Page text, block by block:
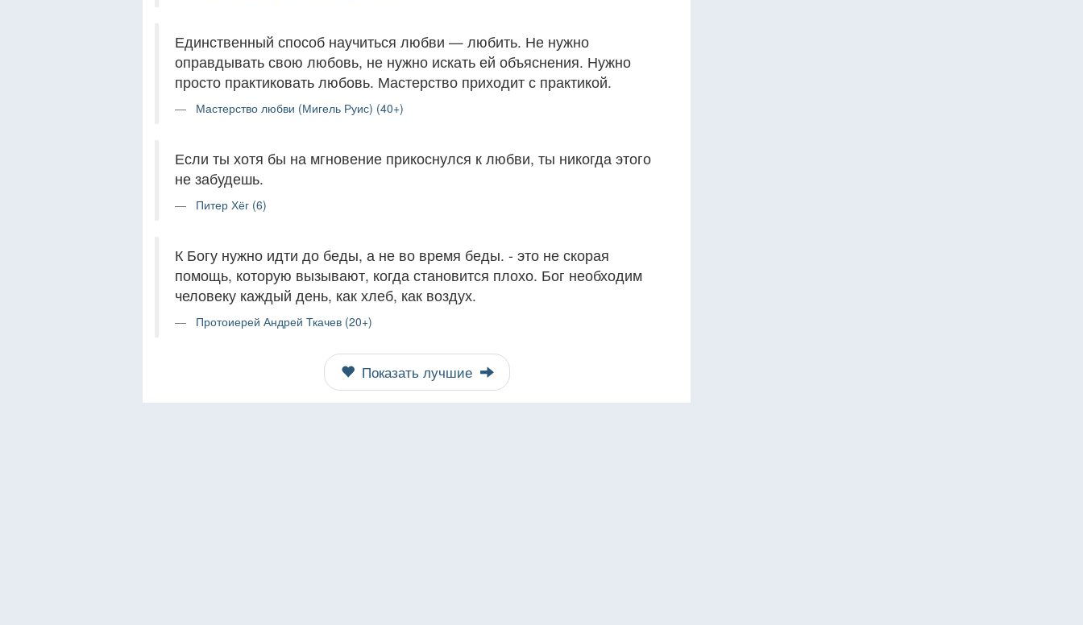
Единственный способ научиться любви — любить. Не нужно
оправдывать свою любовь, не нужно искать ей объяснения. Нужно
просто практиковать любовь. Мастерство приходит с практикой.
Мастерство любви (Мигель Руис) (40+)
Если ты хотя бы на мгновение прикоснулся к любви, ты никогда этого
не забудешь.
Питер Хёг (6)
К Богу нужно идти до беды, а не во время беды. - это не скорая
помощь, которую вызывают, когда становится плохо. Бог необходим
человеку каждый день, как хлеб, как воздух.
Протоиерей Андрей Ткачев (20+)
Показать лучшие